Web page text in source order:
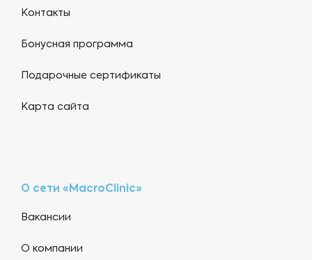
Контакты
Бонусная программа
Подарочные сертификаты
Карта сайта
О сети «MacroClinic»
Вакансии
О компании